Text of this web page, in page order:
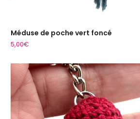
Méduse de poche vert foncé
5,00€